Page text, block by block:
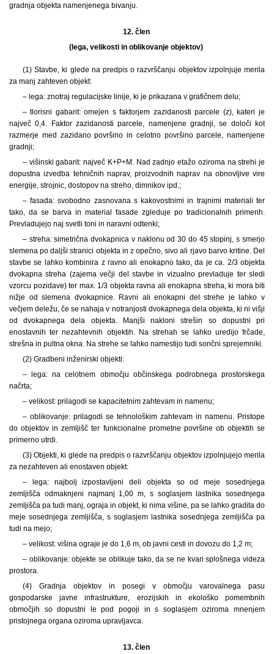
gradnja objekta namenjenega bivanju.
12. člen
(lega, velikosti in oblikovanje objektov)
(1) Stavbe, ki glede na predpis o razvrščanju objektov izpolnjuje merila
za manj zahteven objekt:
– lega: znotraj regulacijske linije, ki je prikazana v grafičnem delu;
– tlorisni gabarit: omejen s faktorjem zazidanosti parcele (z), kateri je
največ 0,4. Faktor zazidanosti parcele, namenjene gradnji, se določi kot
razmerje med zazidano površino in celotno površino parcele, namenjene
gradnji;
– višinski gabarit: največ K+P+M. Nad zadnjo etažo oziroma na strehi je
dopustna izvedba tehničnih naprav, proizvodnih naprav na obnovljive vire
energije, strojnic, dostopov na streho, dimnikov ipd.;
– fasada: svobodno zasnovana s kakovostnimi in trajnimi materiali ter
tako, da se barva in material fasade zgleduje po tradicionalnih primerih.
Prevladujejo naj svetli toni in naravni odtenki;
– streha: simetrična dvokapnica v naklonu od 30 do 45 stopinj, s smerjo
slemena po daljši stranici objekta in z opečno, sivo ali rjavo barvo kritine. Del
stavbe se lahko kombinira z ravno ali enokapno tako, da je ca. 2/3 objekta
dvokapna streha (zajema večji del stavbe in vizualno prevladuje ter sledi
vzorcu pozidave) ter max. 1/3 objekta ravna ali enokapna streha, ki mora biti
nižje od slemena dvokapnice. Ravni ali enokapni del strehe je lahko v
večjem deležu, če se nahaja v notranjosti dvokapnega dela objekta, ki ni višji
od dvokapnega dela objekta. Manjši nakloni strešin so dopustni pri
enostavnih ter nezahtevnih objektih. Na strehah se lahko uredijo frčade,
strešna in pultna okna. Na strehe se lahko namestijo tudi sončni sprejemniki.
(2) Gradbeni inženirski objekti:
– lega: na celotnem območju občinskega podrobnega prostorskega
načrta;
– velikost: prilagodi se kapacitetnim zahtevam in namenu;
– oblikovanje: prilagodi se tehnološkim zahtevam in namenu. Pristope
do objektov in zemljišč ter funkcionalne prometne površine ob objektih se
primerno utrdi.
(3) Objekti, ki glede na predpis o razvrščanju objektov izpolnjujejo merila
za nezahteven ali enostaven objekt:
– lega: najbolj izpostavljeni deli objekta so od meje sosednjega
zemljišča odmaknjeni najmanj 1,00 m, s soglasjem lastnika sosednjega
zemljišča pa tudi manj, ograja in objekt, ki nima višine, pa se lahko gradita do
meje sosednjega zemljišča, s soglasjem lastnika sosednjega zemljišča pa
tudi na mejo;
– velikost: višina ograje je do 1,6 m, ob javni cesti in dovozu do 1,2 m;
– oblikovanje: objekte se oblikuje tako, da se ne kvari splošnega videza
prostora.
(4) Gradnja objektov in posegi v območju varovalnega pasu
gospodarske javne infrastrukture, erozijskih in ekološko pomembnih
območjih so dopustni le pod pogoji in s soglasjem oziroma mnenjem
pristojnega organa oziroma upravljavca.
13. člen